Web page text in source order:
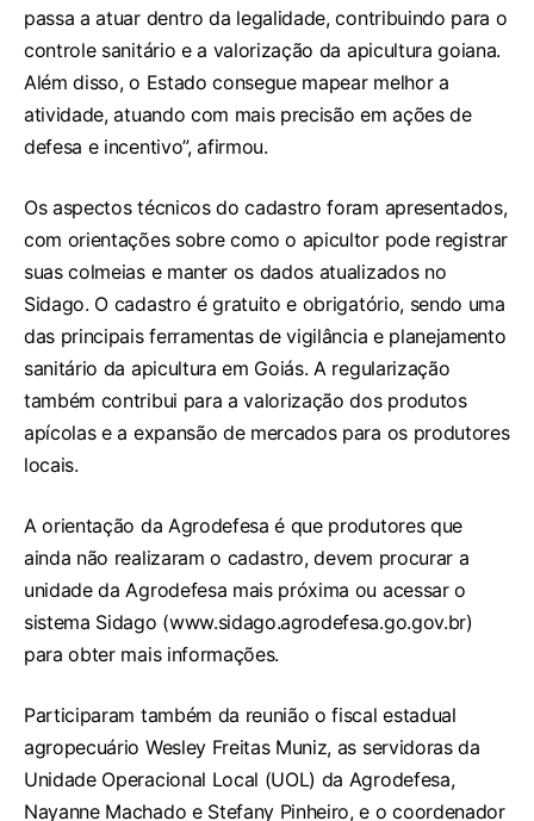
passa a atuar dentro da legalidade, contribuindo para o
controle sanitário e a valorização da apicultura goiana.
Além disso, o Estado consegue mapear melhor a
atividade, atuando com mais precisão em ações de
defesa e incentivo”, afirmou.
Os aspectos técnicos do cadastro foram apresentados,
com orientações sobre como o apicultor pode registrar
suas colmeias e manter os dados atualizados no
Sidago. O cadastro é gratuito e obrigatório, sendo uma
das principais ferramentas de vigilância e planejamento
sanitário da apicultura em Goiás. A regularização
também contribui para a valorização dos produtos
apícolas e a expansão de mercados para os produtores
locais.
A orientação da Agrodefesa é que produtores que
ainda não realizaram o cadastro, devem procurar a
unidade da Agrodefesa mais próxima ou acessar o
sistema Sidago (www.sidago.agrodefesa.go.gov.br)
para obter mais informações.
Participaram também da reunião o fiscal estadual
agropecuário Wesley Freitas Muniz, as servidoras da
Unidade Operacional Local (UOL) da Agrodefesa,
Nayanne Machado e Stefany Pinheiro, e o coordenador